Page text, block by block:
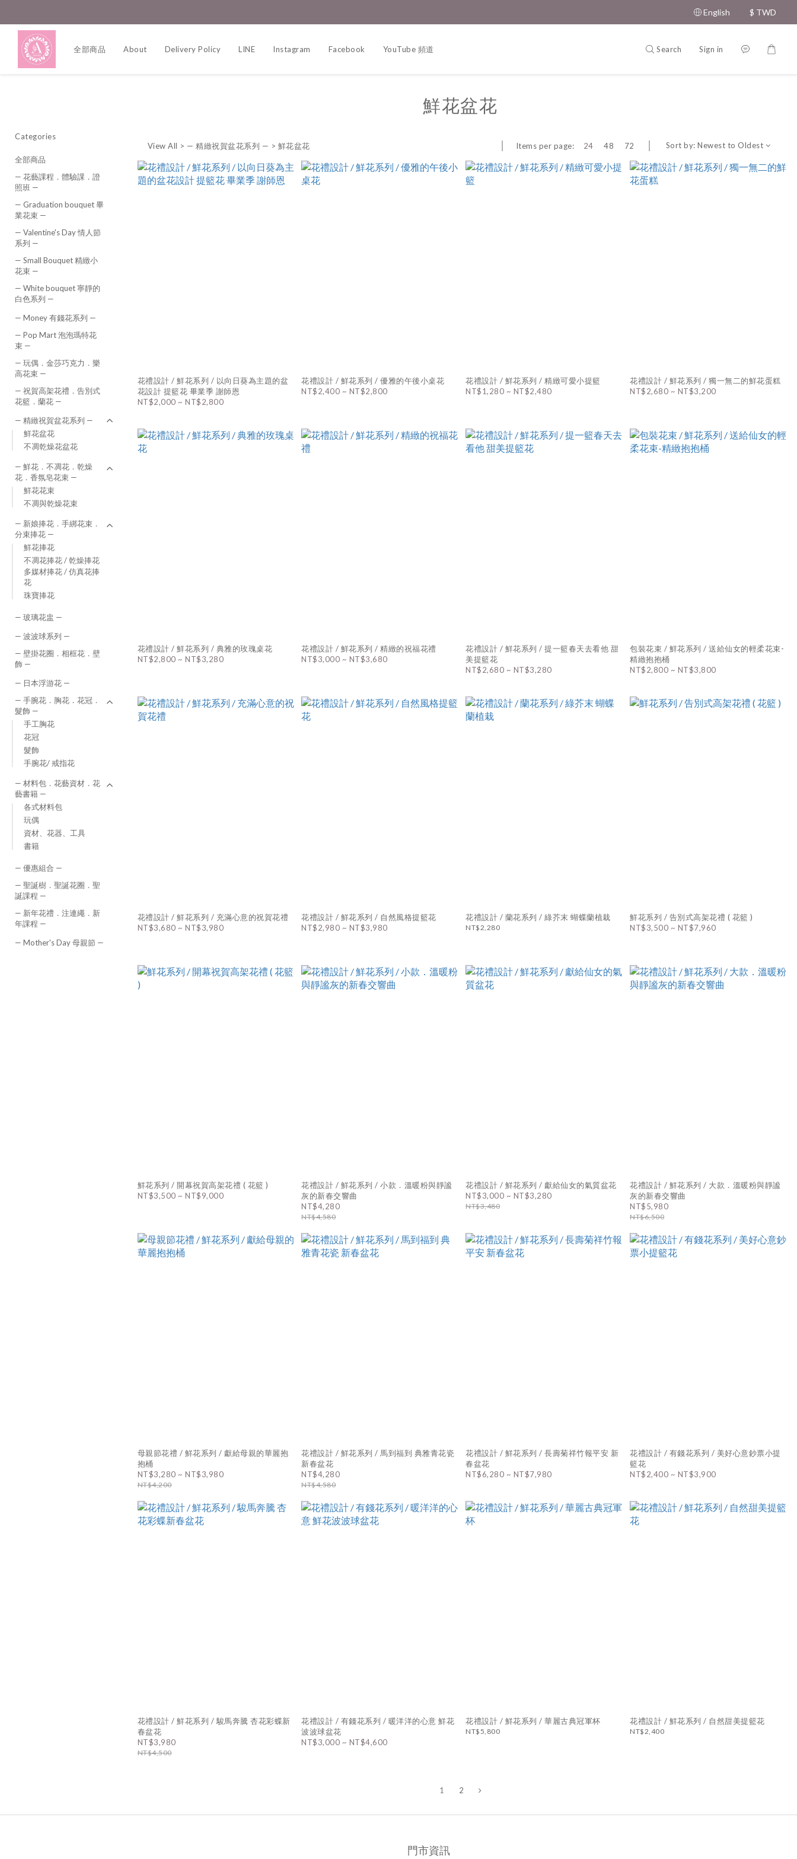
English $ TWD
全部商品 About Delivery Policy LINE Instagram Facebook YouTube 頻道 Search Sign in
Categories
全部商品
— 花藝課程．體驗課．證
照班 —
— Graduation bouquet 畢
業花束 —
— Valentine's Day 情人節
系列 —
— Small Bouquet 精緻小
花束 —
— White bouquet 寧靜的
白色系列 —
— Money 有錢花系列 —
— Pop Mart 泡泡瑪特花
束 —
— 玩偶．金莎巧克力．樂
高花束 —
— 祝賀高架花禮．告別式
花籃．蘭花 —
— 精緻祝賀盆花系列 —
鮮花盆花
不凋乾燥花盆花
— 鮮花．不凋花．乾燥
花．香氛皂花束 —
鮮花花束
不凋與乾燥花束
— 新娘捧花．手綁花束．
分束捧花 —
鮮花捧花
不凋花捧花 / 乾燥捧花
多媒材捧花 / 仿真花捧
花
珠寶捧花
— 玻璃花盅 —
— 波波球系列 —
— 壁掛花圈．相框花．壁
飾 —
— 日本浮游花 —
— 手腕花．胸花．花冠．
髮飾 —
手工胸花
花冠
髮飾
手腕花/ 戒指花
— 材料包．花藝資材．花
藝書籍 —
各式材料包
玩偶
資材、花器、工具
書籍
— 優惠組合 —
— 聖誕樹．聖誕花圈．聖
誕課程 —
— 新年花禮．注連繩．新
年課程 —
— Mother's Day 母親節 —
鮮花盆花
View All > — 精緻祝賀盆花系列 — > 鮮花盆花 Items per page: 24 48 72 Sort by: Newest to Oldest
花禮設計 / 鮮花系列 / 以向日葵為主題的盆
花設計 提籃花 畢業季 謝師恩
NT$2,000 ~ NT$2,800
花禮設計 / 鮮花系列 / 優雅的午後小桌花
NT$2,400 ~ NT$2,800
花禮設計 / 鮮花系列 / 精緻可愛小提籃
NT$1,280 ~ NT$2,480
花禮設計 / 鮮花系列 / 獨一無二的鮮花蛋糕
NT$2,680 ~ NT$3,200
花禮設計 / 鮮花系列 / 典雅的玫瑰桌花
NT$2,800 ~ NT$3,280
花禮設計 / 鮮花系列 / 精緻的祝福花禮
NT$3,000 ~ NT$3,680
花禮設計 / 鮮花系列 / 提一籃春天去看他 甜
美提籃花
NT$2,680 ~ NT$3,280
包裝花束 / 鮮花系列 / 送給仙女的輕柔花束-
精緻抱抱桶
NT$2,800 ~ NT$3,800
花禮設計 / 鮮花系列 / 充滿心意的祝賀花禮
NT$3,680 ~ NT$3,980
花禮設計 / 鮮花系列 / 自然風格提籃花
NT$2,980 ~ NT$3,980
花禮設計 / 蘭花系列 / 綠芥末 蝴蝶蘭植栽
NT$2,280
鮮花系列 / 告別式高架花禮 ( 花籃 )
NT$3,500 ~ NT$7,960
鮮花系列 / 開幕祝賀高架花禮 ( 花籃 )
NT$3,500 ~ NT$9,000
花禮設計 / 鮮花系列 / 小款．溫暖粉與靜謐
灰的新春交響曲
NT$4,280
NT$4,580
花禮設計 / 鮮花系列 / 獻給仙女的氣質盆花
NT$3,000 ~ NT$3,280
NT$3,480
花禮設計 / 鮮花系列 / 大款．溫暖粉與靜謐
灰的新春交響曲
NT$5,980
NT$6,500
母親節花禮 / 鮮花系列 / 獻給母親的華麗抱
抱桶
NT$3,280 ~ NT$3,980
NT$4,200
花禮設計 / 鮮花系列 / 馬到福到 典雅青花瓷
新春盆花
NT$4,280
NT$4,580
花禮設計 / 鮮花系列 / 長壽菊祥竹報平安 新
春盆花
NT$6,280 ~ NT$7,980
花禮設計 / 有錢花系列 / 美好心意鈔票小提
籃花
NT$2,400 ~ NT$3,900
花禮設計 / 鮮花系列 / 駿馬奔騰 杏花彩蝶新
春盆花
NT$3,980
NT$4,500
花禮設計 / 有錢花系列 / 暖洋洋的心意 鮮花
波波球盆花
NT$3,000 ~ NT$4,600
花禮設計 / 鮮花系列 / 華麗古典冠軍杯
NT$5,800
花禮設計 / 鮮花系列 / 自然甜美提籃花
NT$2,400
1 2
門市資訊